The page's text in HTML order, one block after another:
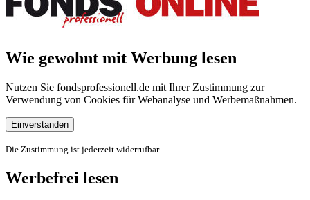
Wie gewohnt mit Werbung lesen
Nutzen Sie fondsprofessionell.de mit Ihrer Zustimmung zur
Verwendung von Cookies für Webanalyse und Werbemaßnahmen.
Einverstanden
Die Zustimmung ist jederzeit widerrufbar.
Werbefrei lesen